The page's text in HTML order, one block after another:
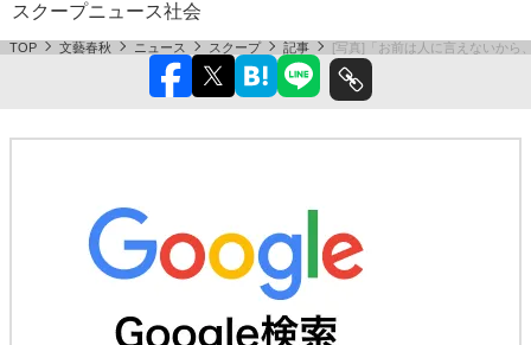
スクープニュース社会
TOP 文藝春秋 ニュース スクープ 記事 [写真]「お前は人に言えないか